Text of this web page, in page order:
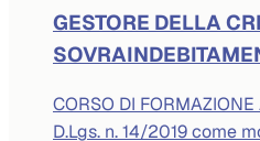
GESTORE DELLA
CORSO DI
D.Lgs. n. 14/2019 come